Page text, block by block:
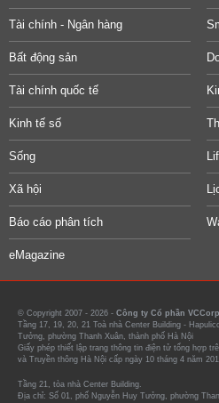
Tài chính - Ngân hàng
Bất động sản
Tài chính quốc tế
Kinh tế số
Sống
Xã hội
Báo cáo phân tích
eMagazine
© Copyright 2007 - 2026 - Công ty Cổ phần
Tầng 17, 19, 20, 21 Toà nhà Center Building -
Tưởng, phường Thanh Xuân, thành phố Hà Nội
Giấy phép thiết lập trang thông tin điện tử tổng hợp
và Truyền thông Hà Nội cấp ngày 10 tháng 4 năm
Tầng 21, tòa nhà Center Building.
Địa chỉ: Số 01, phố Nguyễn Huy Tưởng, phường